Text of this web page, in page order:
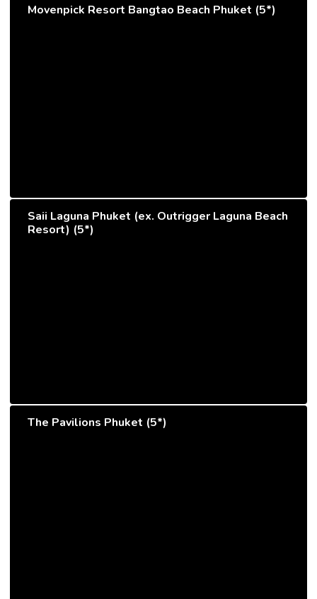
Movenpick Resort Bangtao Beach Phuket (5*)
Saii Laguna Phuket (ex. Outrigger Laguna Beach
Resort) (5*)
The Pavilions Phuket (5*)